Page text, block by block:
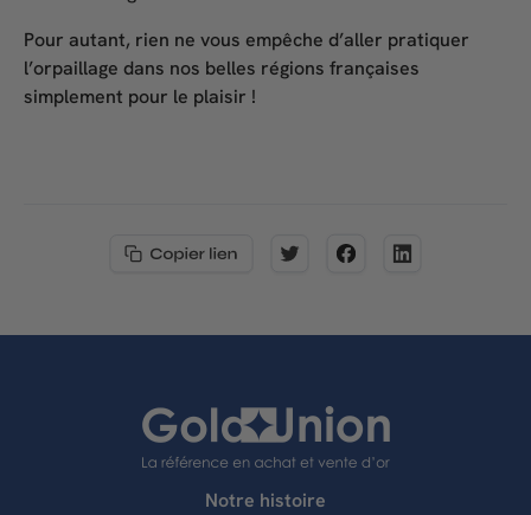
Pour autant, rien ne vous empêche d’aller pratiquer
l’orpaillage dans nos belles régions françaises
simplement pour le plaisir !
Notre histoire